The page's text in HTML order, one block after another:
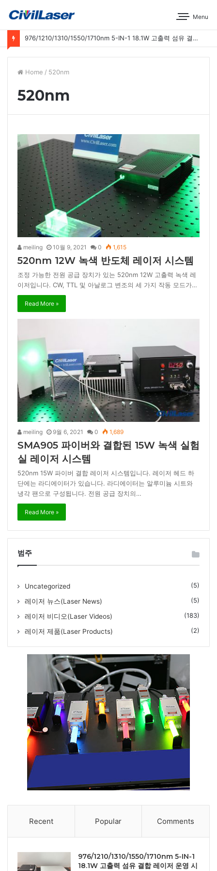
Menu
976/1210/1310/1550/1710nm 5-IN-1 18.1W 고출력 섬유 결합 레이저 운영 시연
Home / 520nm
520nm
meiling 10월 9, 2021 0 1,615
520nm 12W 녹색 반도체 레이저 시스템
조정 가능한 전원 공급 장치가 있는 520nm 12W 고출력 녹색 레
이저입니다. CW, TTL 및 아날로그 변조의 세 가지 작동 모드가…
Read More »
meiling 9월 6, 2021 0 1,689
SMA905 파이버와 결합된 15W 녹색 실험
실 레이저 시스템
520nm 15W 파이버 결합 레이저 시스템입니다. 레이저 헤드 하
단에는 라디에이터가 있습니다. 라디에이터는 알루미늄 시트와
냉각 팬으로 구성됩니다. 전원 공급 장치의…
Read More »
범주
Uncategorized (5)
레이저 뉴스(Laser News) (5)
레이저 비디오(Laser Videos) (183)
레이저 제품(Laser Products) (2)
Recent Popular Comments
976/1210/1310/1550/1710nm 5-IN-1
18.1W 고출력 섬유 결합 레이저 운영 시